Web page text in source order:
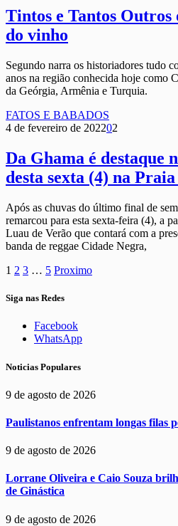
Tintos e Tantos Outros
do vinho
Segundo narra os historiadores tudo
anos na região conhecida hoje como
da Geórgia, Armênia e Turquia.
FATOS E BABADOS
4 de fevereiro de 202202
Da Ghama é destaque
desta sexta (4) na
Após as chuvas do último final de
remarcou para esta sexta-feira (4), a
Luau de Verão que contará com a
banda de reggae Cidade Negra,
1 2 3 … 5 Proximo
Siga nas Redes
Facebook
WhatsApp
Noticias Populares
9 de agosto de 2026
Paulistanos enfrentam longas filas
9 de agosto de 2026
Lorrane Oliveira e Caio Souza
de Ginástica
9 de agosto de 2026